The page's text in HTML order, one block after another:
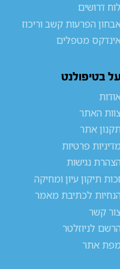
לוח דרושים
הפרעות קשב וריכוז
מטפלים
על בטיפולנט
האתר
תקנון אתר
מדיניות פרטיות
הצהרת נגישות
זכות תיקון עיון ומחיקה
הנחיות לכתיבת מאמר
קשר
הרשם לניוזלטר
מפת אתר